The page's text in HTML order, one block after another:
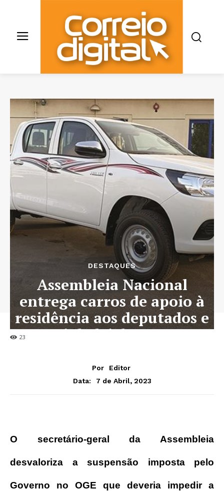
23
DESTAQUES
Assembleia Nacional
entrega carros de apoio à
residência aos deputados e
viola lei do OGE
Por
Editor
Data:
7 de Abril, 2023
O secretário-geral da Assembleia
desvaloriza a suspensão imposta pelo
Governo no OGE que deveria impedir a